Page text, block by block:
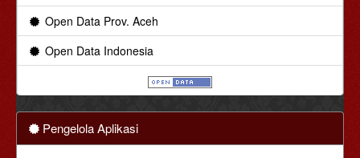
Open Data Prov. Aceh
Open Data Indonesia
Pengelola Aplikasi